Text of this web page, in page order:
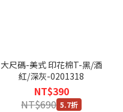
大尺碼-美式 印花棉T-黑/酒
紅/深灰-0201318
NT$390
NT$690 5.7折